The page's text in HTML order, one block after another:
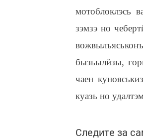
мотоблоклэсь
зэмзэ но чеберт
бызьылӥзы,
чаен
куазь но
Следите за